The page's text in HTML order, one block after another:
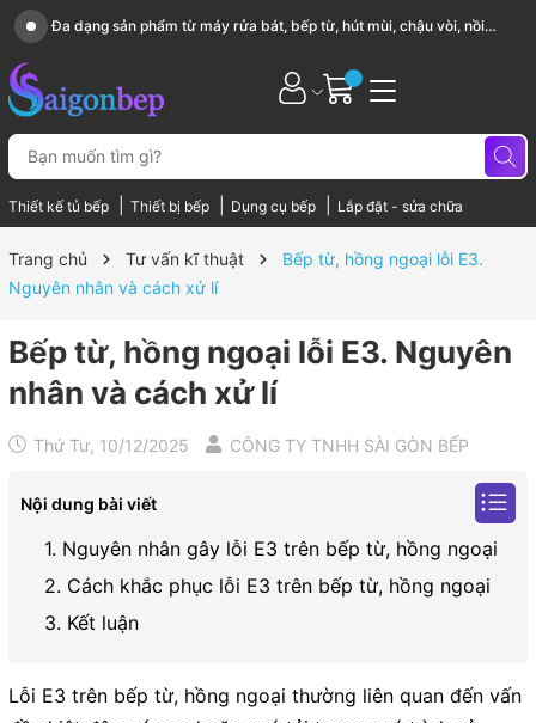
Sài Gòn Bếp chuyên thiết bị bếp, gia dụng bếp cao cấp
Thiết kế tủ bếp Thiết bị bếp Dụng cụ bếp Lắp đặt - sửa chữa
Trang chủ Tư vấn kĩ thuật
Bếp từ, hồng ngoại lỗi E3.
Nguyên nhân và cách xử lí
Bếp từ, hồng ngoại lỗi E3. Nguyên
nhân và cách xử lí
Thứ Tư, 10/12/2025 CÔNG TY TNHH SÀI GÒN BẾP
Nội dung bài viết
1. Nguyên nhân gây lỗi E3 trên bếp từ, hồng ngoại
2. Cách khắc phục lỗi E3 trên bếp từ, hồng ngoại
3. Kết luận
Lỗi E3 trên bếp từ, hồng ngoại thường liên quan đến vấn